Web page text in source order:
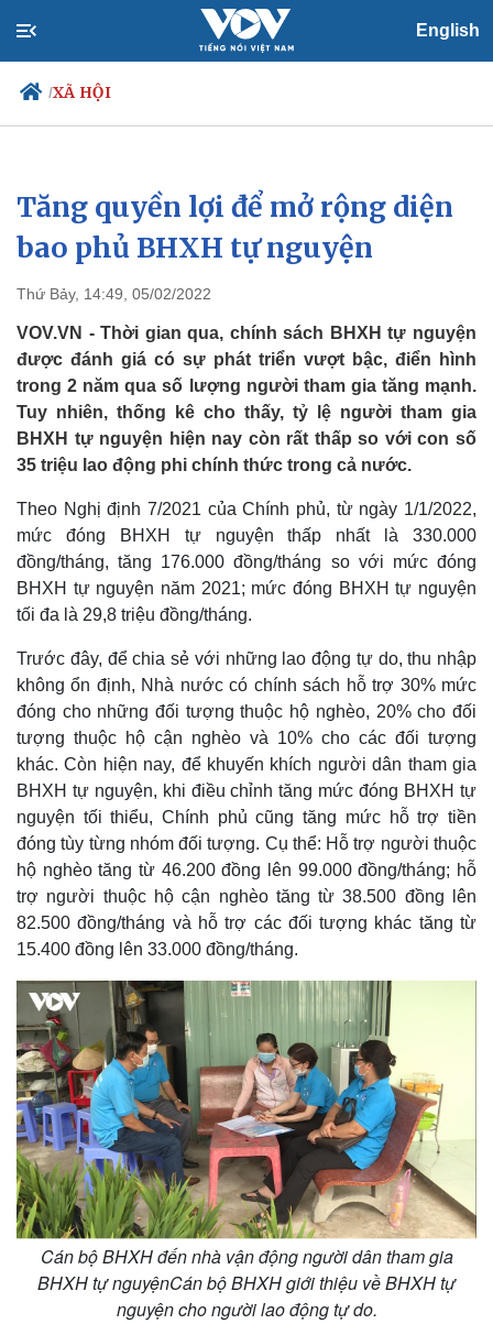
English
/XÃ HỘI
Chính trị
Tổ chức nhân sự
Nhận diện sự thật
Xã hội
Dự báo thời tiết
Việc làm
Biển đảo
Tăng quyền lợi để mở rộng diện
bao phủ BHXH tự nguyện
Thứ Bảy, 14:49, 05/02/2022
VOV.VN - Thời gian qua, chính sách BHXH tự nguyện
được đánh giá có sự phát triển vượt bậc, điển hình
trong 2 năm qua số lượng người tham gia tăng mạnh.
Tuy nhiên, thống kê cho thấy, tỷ lệ người tham gia
BHXH tự nguyện hiện nay còn rất thấp so với con số
35 triệu lao động phi chính thức trong cả nước.
Theo Nghị định 7/2021 của Chính phủ, từ ngày 1/1/2022,
mức đóng BHXH tự nguyện thấp nhất là 330.000
đồng/tháng, tăng 176.000 đồng/tháng so với mức đóng
BHXH tự nguyện năm 2021; mức đóng BHXH tự nguyện
tối đa là 29,8 triệu đồng/tháng.
Trước đây, để chia sẻ với những lao động tự do, thu nhập
không ổn định, Nhà nước có chính sách hỗ trợ 30% mức
đóng cho những đối tượng thuộc hộ nghèo, 20% cho đối
tượng thuộc hộ cận nghèo và 10% cho các đối tượng
khác. Còn hiện nay, để khuyến khích người dân tham gia
BHXH tự nguyện, khi điều chỉnh tăng mức đóng BHXH tự
nguyện tối thiểu, Chính phủ cũng tăng mức hỗ trợ tiền
đóng tùy từng nhóm đối tượng. Cụ thể: Hỗ trợ người thuộc
hộ nghèo tăng từ 46.200 đồng lên 99.000 đồng/tháng; hỗ
trợ người thuộc hộ cận nghèo tăng từ 38.500 đồng lên
82.500 đồng/tháng và hỗ trợ các đối tượng khác tăng từ
15.400 đồng lên 33.000 đồng/tháng.
Cán bộ BHXH đến nhà vận động người dân tham gia
BHXH tự nguyệnCán bộ BHXH giới thiệu về BHXH tự
nguyện cho người lao động tự do.